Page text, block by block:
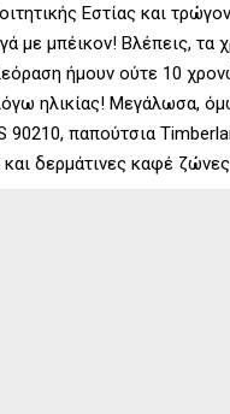
Εστίας και
με μπέικον! Βλέπεις, τα
ήμουν ούτε 10
ηλικίας! Μεγάλωσα,
90210, παπούτσια
δερμάτινες καφέ